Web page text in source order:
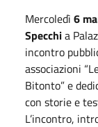
Mercoledì 6
Specchia
incontro
associazioni
Bitonto” e
con storie e
L’incontro,